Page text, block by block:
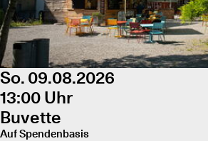
So. 09.08.2026
13:00 Uhr
Buvette
Auf Spendenbasis